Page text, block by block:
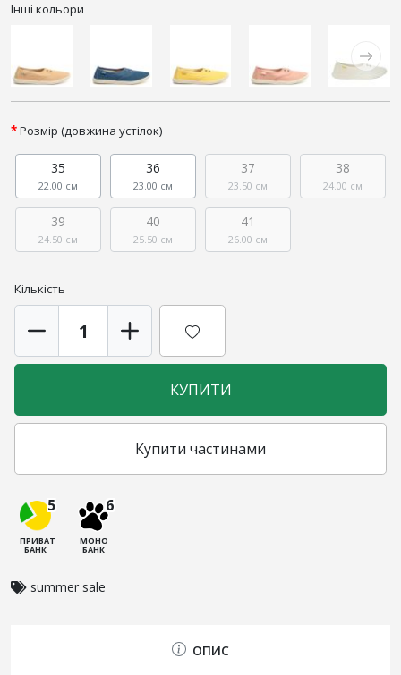
Інші кольори
Розмір (довжина устілок)
35
22.00 см
36
23.00 см
37
23.50 см
38
24.00 см
39
24.50 см
40
25.50 см
41
26.00 см
Кількість
КУПИТИ
Купити частинами
5
ПРИВАТ
БАНК
6
МОНО
БАНК
summer sale
ОПИС